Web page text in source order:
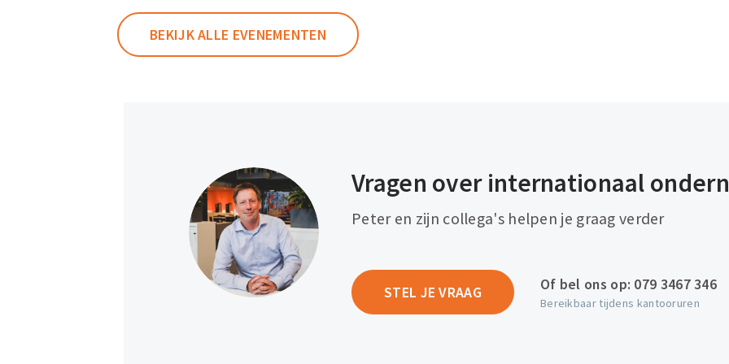
BEKIJK ALLE EVENEMENTEN
Vragen over internationaal
Peter en zijn collega's helpen je graag verder
STEL JE VRAAG Of bel ons op: 079 3467 346
Bereikbaar tijdens kantooruren